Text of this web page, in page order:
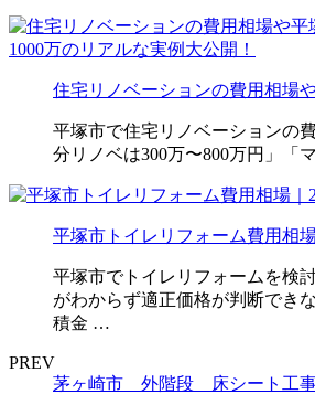
住宅リノベーションの費用相場
平塚市で住宅リノベーションの
分リノベは300万〜800万円」「
平塚市トイレリフォーム費用相
平塚市でトイレリフォームを検
がわからず適正価格が判断でき
積金 …
PREV
茅ヶ崎市 外階段 床シート工